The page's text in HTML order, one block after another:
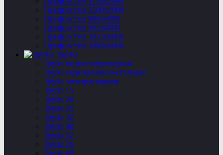
Профнастил 1200х2000
Профнастил 800х6000
Профнастил 902х6000
Профнастил 1052х6000
Профнастил 1060х6000
Трубы
Труба водогазопроводная
Труба оцинкованная-стальная
Труба электросварная
Труба 15
Труба 20
Труба 25
Труба 32
Труба 40
Труба 57
Труба 76
Труба 89